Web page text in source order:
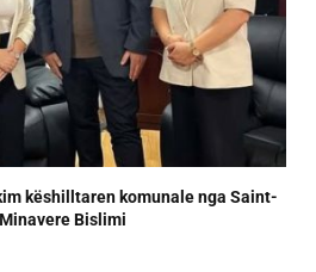
këshilltaren komunale nga Saint-
Bislimi